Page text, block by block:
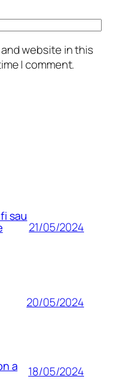
website in this
I comment.
sau
21/05/2024
20/05/2024
a 18/05/2024